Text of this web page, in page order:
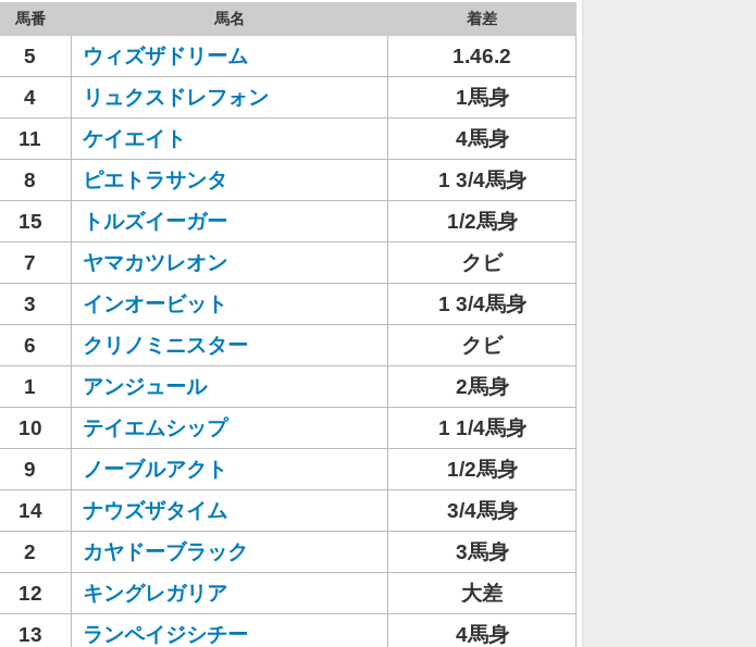
馬番 馬名 着差
5 ウィズザドリーム
1.46.2
4 リュクスドレフォン
1馬身
11 ケイエイト
4馬身
8 ピエトラサンタ
1 3/4馬身
15 トルズイーガー
1/2馬身
7 ヤマカツレオン
クビ
3 インオービット
1 3/4馬身
6 クリノミニスター
クビ
1 アンジュール
2馬身
10 テイエムシップ
1 1/4馬身
9 ノーブルアクト
1/2馬身
14 ナウズザタイム
3/4馬身
2 カヤドーブラック
3馬身
12 キングレガリア
大差
13 ランペイジシチー 4馬身